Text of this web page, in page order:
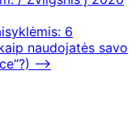
6
naudojatės savo
⟶